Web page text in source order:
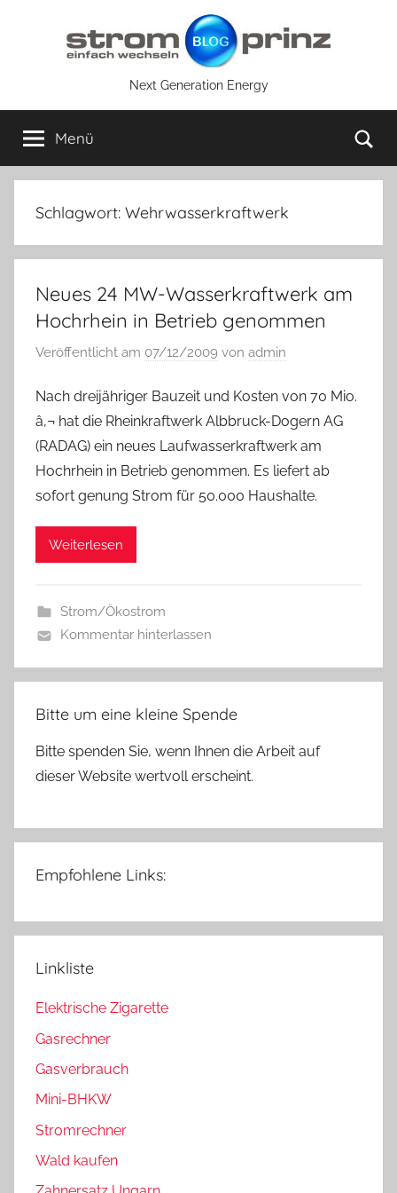
Next Generation Energy
Menü
Schlagwort: Wehrwasserkraftwerk
Neues 24 MW-Wasserkraftwerk am
Hochrhein in Betrieb genommen
Veröffentlicht am 07/12/2009 von admin
Nach dreijähriger Bauzeit und Kosten von 70 Mio.
â‚¬ hat die Rheinkraftwerk Albbruck-Dogern AG
(RADAG) ein neues Laufwasserkraftwerk am
Hochrhein in Betrieb genommen. Es liefert ab
sofort genung Strom für 50.000 Haushalte.
Weiterlesen
Strom/Ökostrom
Kommentar hinterlassen
Bitte um eine kleine Spende
Bitte spenden Sie, wenn Ihnen die Arbeit auf
dieser Website wertvoll erscheint.
Empfohlene Links:
Linkliste
Elektrische Zigarette
Gasrechner
Gasverbrauch
Mini-BHKW
Stromrechner
Wald kaufen